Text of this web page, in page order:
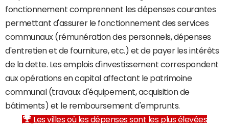
fonctionnement comprennent les dépenses courantes
permettant d'assurer le fonctionnement des services
communaux (rémunération des personnels, dépenses
d'entretien et de fourniture, etc.) et de payer les intérêts
de la dette. Les emplois d'investissement correspondent
aux opérations en capital affectant le patrimoine
communal (travaux d'équipement, acquisition de
bâtiments) et le remboursement d'emprunts.
Les villes où les dépenses sont les plus élevées